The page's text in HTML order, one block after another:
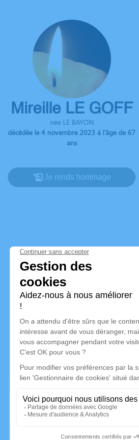
Mireille LE GOFF
née LE BAYON
décédée le 4 novembre 2023 à l'âge de 67
ans
Je rends hommage